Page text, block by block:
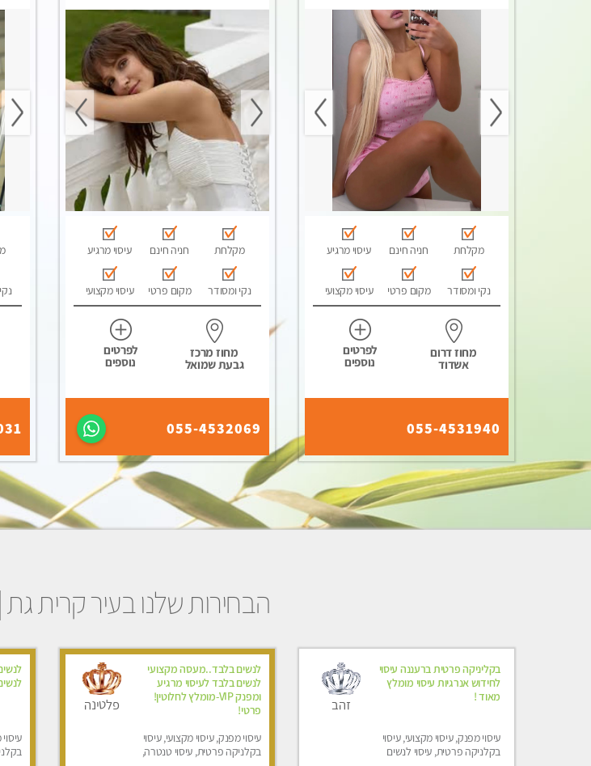
מקלחת חניה חינם עיסוי מרגיע
נקי ומסודר מקום פרטי עיסוי מקצועי
מחוז דרום
אשדוד
לפרטים
נוספים
055-4531940
לגבר, עיסוי לנשים בלבד
מקלחת חניה חינם עיסוי מרגיע
נקי ומסודר מקום פרטי עיסוי מקצועי
מחוז מרכז
גבעת שמואל
לפרטים
נוספים
055-4532069
הבחירות שלנו בעיר קרית גת
בקליניקה פרטית ברעננה עיסוי
לחידוש אנרגיות עיסוי מומלץ
מאוד !
עיסוי מפנק, עיסוי מקצועי, עיסוי
בקלניקה פרטית, עיסוי לנשים
זהב
לנשים בלבד..מעסה מקצועי
לנשים בלבד לעיסוי מרגיע
ומפנק VIP-מומלץ לחלוטין!
פרטי! ​​​​​​
עיסוי מפנק, עיסוי מקצועי, עיסוי
בקלניקה פרטית, עיסוי טנטרה,
פלטינה